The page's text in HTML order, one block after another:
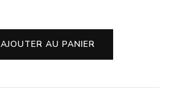
AJOUTER AU PANIER